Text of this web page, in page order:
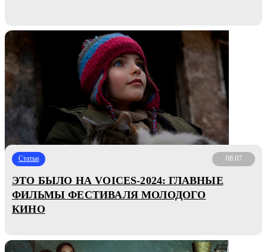
Статьи 08.07
ЭТО БЫЛО НА VOICES-2024: ГЛАВНЫЕ
ФИЛЬМЫ ФЕСТИВАЛЯ МОЛОДОГО
КИНО